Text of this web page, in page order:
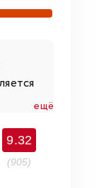
ещё
9.32
(905)